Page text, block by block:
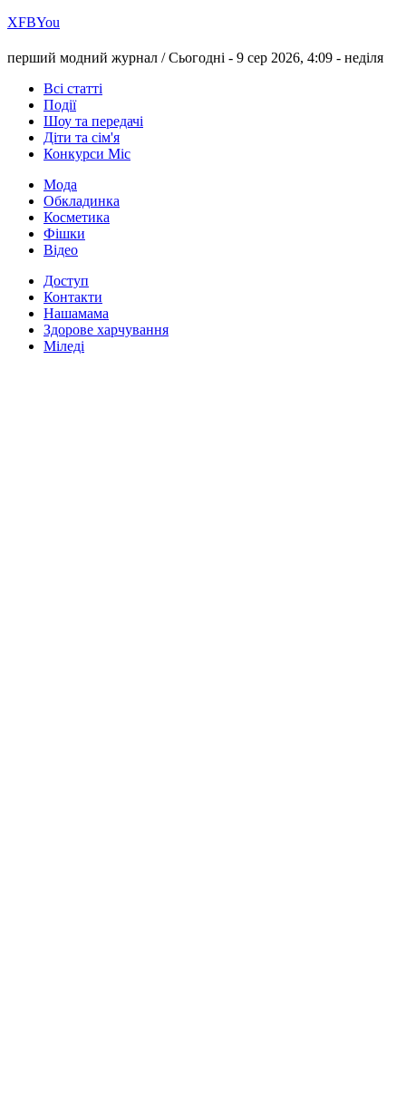
ХFBYou
перший модний журнал /Сьогодні - 9 сер 2026, 4:09 - неділя
Всі статті
Події
Шоу та передачі
Діти та сім'я
Конкурси Міс
Мода
Обкладинка
Косметика
Фішки
Відео
Доступ
Контакти
Нашамама
Здорове харчування
Міледі